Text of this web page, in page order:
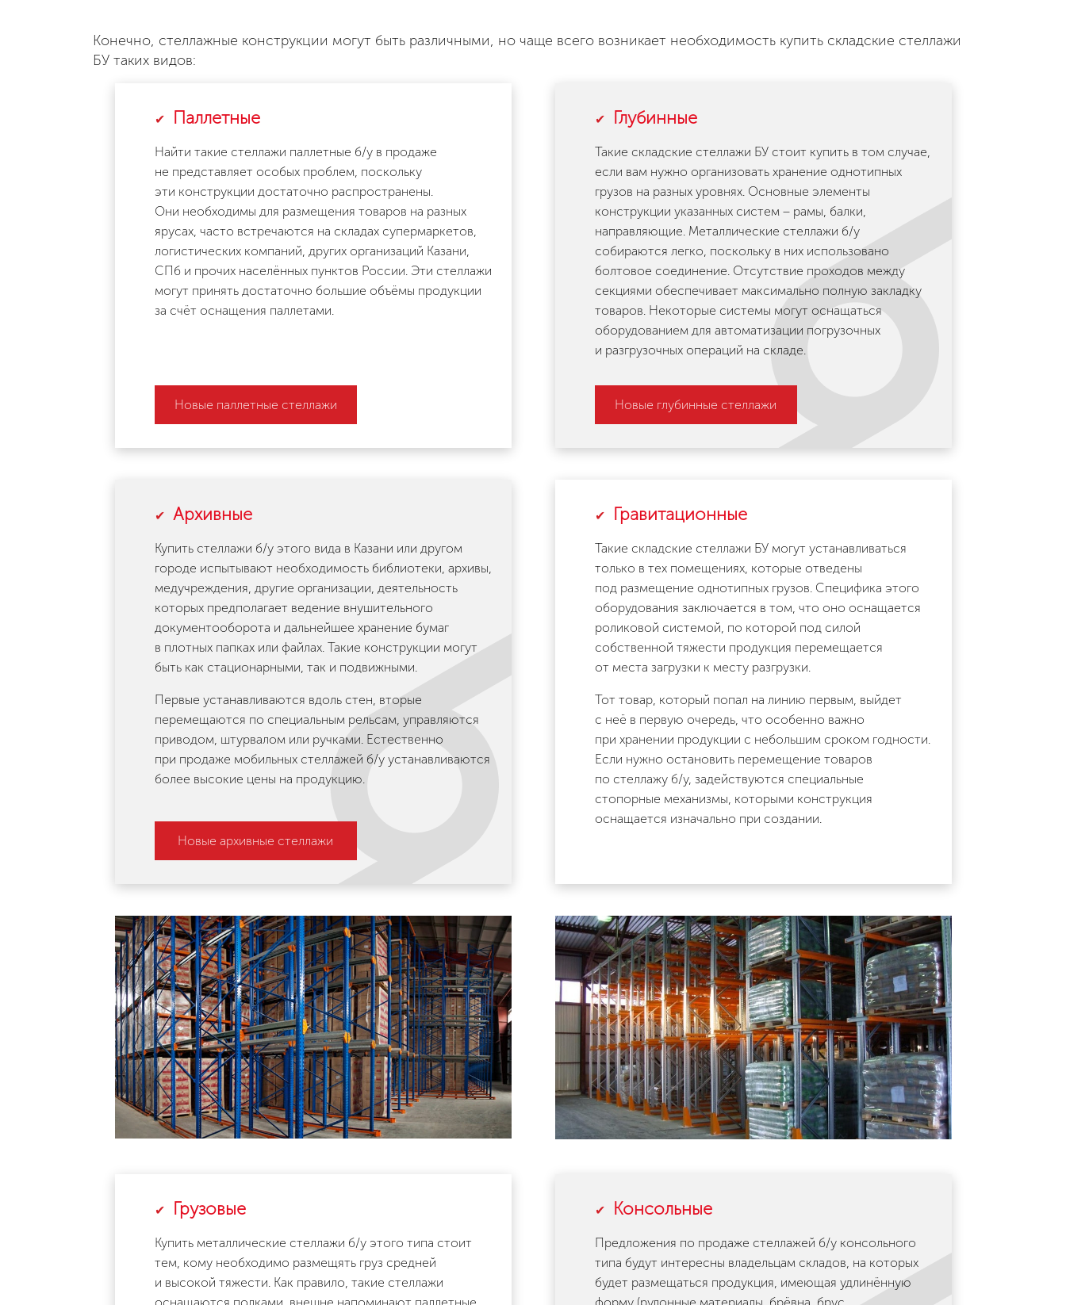
Конечно, стеллажные конструкции могут быть различными, но чаще всего возникает необходимость купить складские стеллажи
БУ таких видов:
Паллетные
Найти такие стеллажи паллетные б/у в продаже
не представляет особых проблем, поскольку
эти конструкции достаточно распространены.
Они необходимы для размещения товаров на разных
ярусах, часто встречаются на складах супермаркетов,
логистических компаний, других организаций Казани,
СПб и прочих населённых пунктов России. Эти стеллажи
могут принять достаточно большие объёмы продукции
за счёт оснащения паллетами.
Новые паллетные стеллажи
Глубинные
Такие складские стеллажи БУ стоит купить в том случае,
если вам нужно организовать хранение однотипных
грузов на разных уровнях. Основные элементы
конструкции указанных систем − рамы, балки,
направляющие. Металлические стеллажи б/у
собираются легко, поскольку в них использовано
болтовое соединение. Отсутствие проходов между
секциями обеспечивает максимально полную закладку
товаров. Некоторые системы могут оснащаться
оборудованием для автоматизации погрузочных
и разгрузочных операций на складе.
Новые глубинные стеллажи
Архивные
Купить стеллажи б/у этого вида в Казани или другом
городе испытывают необходимость библиотеки, архивы,
медучреждения, другие организации, деятельность
которых предполагает ведение внушительного
документооборота и дальнейшее хранение бумаг
в плотных папках или файлах. Такие конструкции могут
быть как стационарными, так и подвижными.
Первые устанавливаются вдоль стен, вторые
перемещаются по специальным рельсам, управляются
приводом, штурвалом или ручками. Естественно
при продаже мобильных стеллажей б/у устанавливаются
более высокие цены на продукцию.
Новые архивные стеллажи
Гравитационные
Такие складские стеллажи БУ могут устанавливаться
только в тех помещениях, которые отведены
под размещение однотипных грузов. Специфика этого
оборудования заключается в том, что оно оснащается
роликовой системой, по которой под силой
собственной тяжести продукция перемещается
от места загрузки к месту разгрузки.
Тот товар, который попал на линию первым, выйдет
с неё в первую очередь, что особенно важно
при хранении продукции с небольшим сроком годности.
Если нужно остановить перемещение товаров
по стеллажу б/у, задействуются специальные
стопорные механизмы, которыми конструкция
оснащается изначально при создании.
Грузовые
Купить металлические стеллажи б/у этого типа стоит
тем, кому необходимо размещять груз средней
и высокой тяжести. Как правило, такие стеллажи
оснащаются полками, внешне напоминают паллетные
Консольные
Предложения по продаже стеллажей б/у консольного
типа будут интересны владельцам складов, на которых
будет размещаться продукция, имеющая удлинённую
форму (рулонные материалы, брёвна, брус,